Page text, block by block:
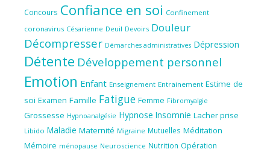
Concours Confiance en soi Confinement
coronavirus Césarienne Deuil Devoirs Douleur
Décompresser Démarches administratives Dépression
Détente Développement personnel
Emotion Enfant Enseignement Entrainement Estime de
soi Examen Famille Fatigue Femme Fibromyalgie
Grossesse Hypnoanalgésie Hypnose Insomnie Lacher prise
Libido Maladie Maternité Migraine Mutuelles Méditation
Mémoire ménopause Neuroscience Nutrition Opération